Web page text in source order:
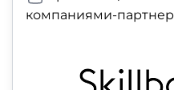
компаниями-